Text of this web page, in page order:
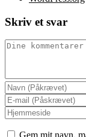
Skriv et svar